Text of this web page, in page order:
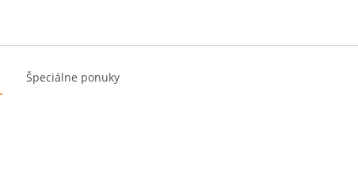
Špeciálne ponuky